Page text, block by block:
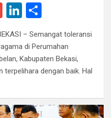
G
ail
Li
ke
dI
n
ar
e
– Semangat toleransi
di Perumahan
Kabupaten Bekasi,
dengan baik. Hal